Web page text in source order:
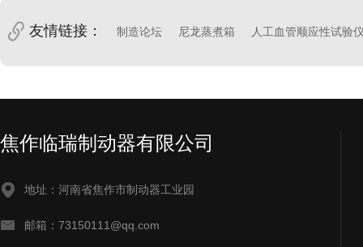
友情链接： 制造论坛 尼龙蒸煮箱 人工血管顺应性试验
焦作临瑞制动器有限公司
地址：河南省焦作市制动器工业园
邮箱：73150111@qq.com